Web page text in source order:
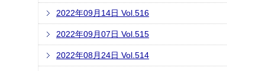
2022年09月14日 Vol.516
2022年09月07日 Vol.515
2022年08月24日 Vol.514